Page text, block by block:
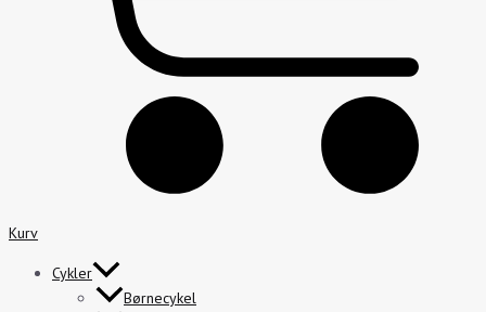
Kurv
Cykler
Børnecykel